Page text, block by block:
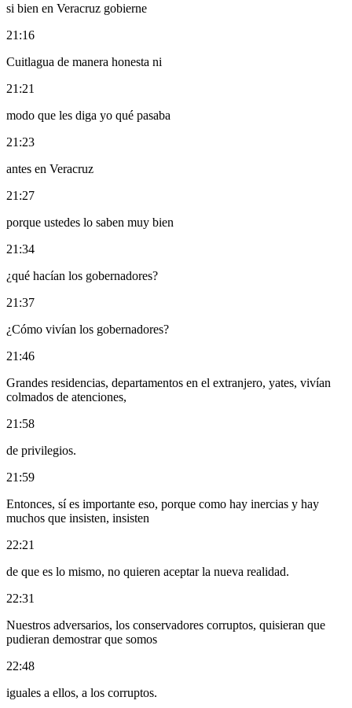
si bien en Veracruz gobierne
21:16
Cuitlagua de manera honesta ni
21:21
modo que les diga yo qué pasaba
21:23
antes en Veracruz
21:27
porque ustedes lo saben muy bien
21:34
¿qué hacían los gobernadores?
21:37
¿Cómo vivían los gobernadores?
21:46
Grandes residencias, departamentos en el extranjero, yates, vivían
colmados de atenciones,
21:58
de privilegios.
21:59
Entonces, sí es importante eso, porque como hay inercias y hay
muchos que insisten, insisten
22:21
de que es lo mismo, no quieren aceptar la nueva realidad.
22:31
Nuestros adversarios, los conservadores corruptos, quisieran que
pudieran demostrar que somos
22:48
iguales a ellos, a los corruptos.